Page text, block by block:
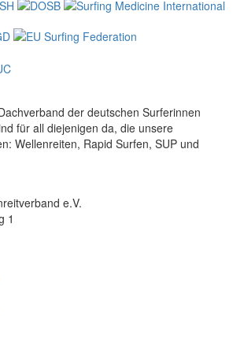
der deutschen Surferinnen
für all diejenigen da, die unsere
Wellenreiten, Rapid Surfen, SUP und
e.V.
1